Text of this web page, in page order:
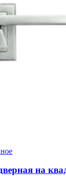
на